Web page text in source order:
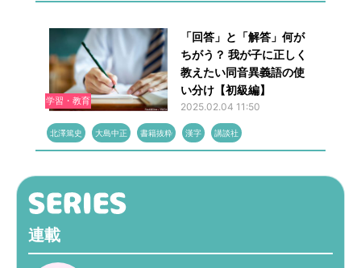
学習・教育
「回答」と「解答」何が
ちがう？ 我が子に正しく
教えたい同音異義語の使
い分け【初級編】
2025.02.04 11:50
北澤篤史 大島中正 書籍抜粋 漢字 講談社
連載